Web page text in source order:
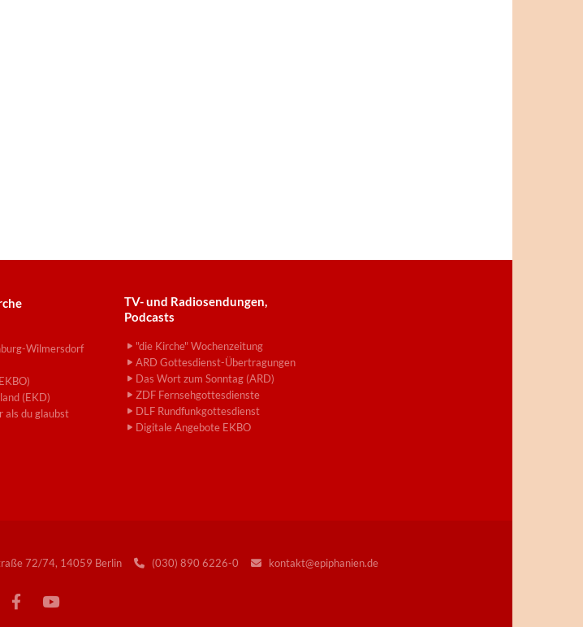
Wilmersdorf
(EKD)
als du glaubst
TV- und Radiosendungen,
Podcasts
"die Kirche" Wochenzeitung
ARD Gottesdienst-Übertragungen
Das Wort zum Sonntag (ARD)
ZDF Fernsehgottesdienste
DLF Rundfunkgottesdienst
Digitale Angebote EKBO
72/74, 14059 Berlin (030) 890 6226-0 kontakt@epiphanien.de